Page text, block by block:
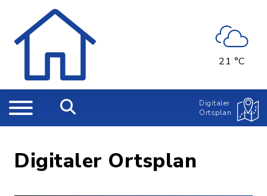
21 °C
Digitaler
Ortsplan
Digitaler Ortsplan